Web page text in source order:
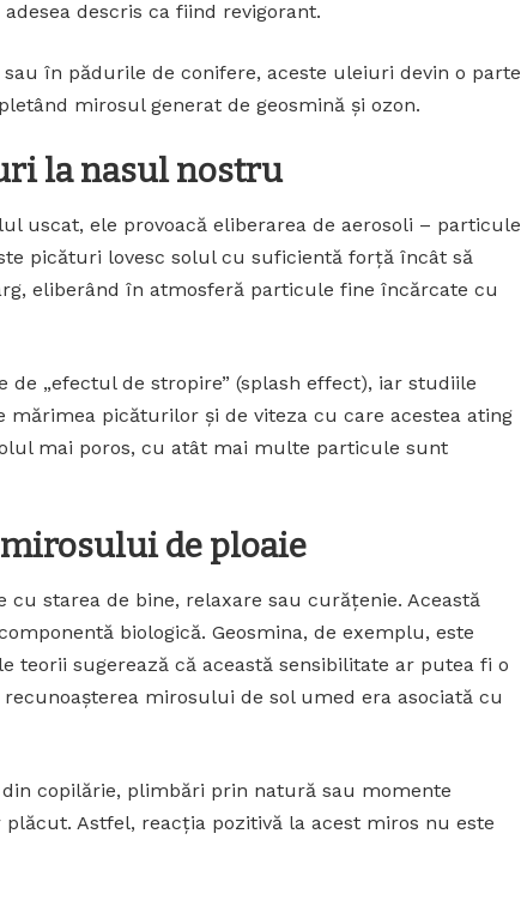
descris ca fiind revigorant.
în pădurile de conifere, aceste uleiuri devin o parte
mirosul generat de geosmină și ozon.
la nasul nostru
uscat, ele provoacă eliberarea de aerosoli – particule
picături lovesc solul cu suficientă forță încât să
eliberând în atmosferă particule fine încărcate cu
„efectul de stropire” (splash effect), iar studiile
picăturilor și de viteza cu care acestea ating
mai poros, cu atât mai multe particule sunt
de ploaie
cu starea de bine, relaxare sau curățenie. Această
biologică. Geosmina, de exemplu, este
teorii sugerează că această sensibilitate ar putea fi o
mirosului de sol umed era asociată cu
copilărie, plimbări prin natură sau momente
Astfel, reacția pozitivă la acest miros nu este